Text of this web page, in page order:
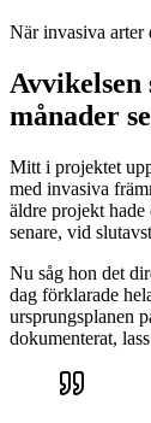
När invasiva arter
Avvikelsen
månader
Mitt i projektet
med invasiva
äldre projekt hade
senare, vid
Nu såg hon det
dag förklarade
ursprungsplanen
dokumenterat,